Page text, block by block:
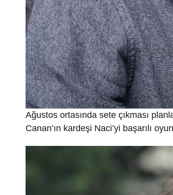
Ağustos ortasında sete çıkması
Canan’ın kardeşi Naci’yi başarılı